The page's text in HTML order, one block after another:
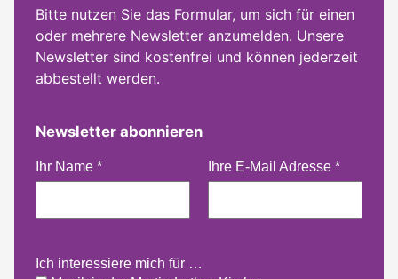
Bitte nutzen Sie das Formular, um sich für einen
oder mehrere Newsletter anzumelden. Unsere
Newsletter sind kostenfrei und können jederzeit
abbestellt werden.
Newsletter abonnieren
Ihr Name * Ihre E-Mail Adresse *
Ich interessiere mich für …